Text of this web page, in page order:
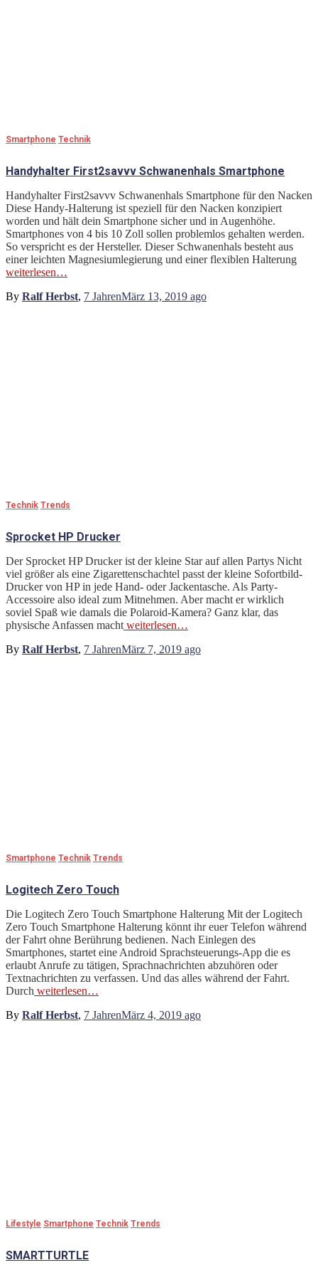
Smartphone Technik
Handyhalter First2savvv Schwanenhals Smartphone
Handyhalter First2savvv Schwanenhals Smartphone für den Nacken
Diese Handy-Halterung ist speziell für den Nacken konzipiert
worden und hält dein Smartphone sicher und in Augenhöhe.
Smartphones von 4 bis 10 Zoll sollen problemlos gehalten werden.
So verspricht es der Hersteller. Dieser Schwanenhals besteht aus
einer leichten Magnesiumlegierung und einer flexiblen Halterung
weiterlesen…
By Ralf Herbst, 7 JahrenMärz 13, 2019 ago
Technik Trends
Sprocket HP Drucker
Der Sprocket HP Drucker ist der kleine Star auf allen Partys Nicht
viel größer als eine Zigarettenschachtel passt der kleine Sofortbild-
Drucker von HP in jede Hand- oder Jackentasche. Als Party-
Accessoire also ideal zum Mitnehmen. Aber macht er wirklich
soviel Spaß wie damals die Polaroid-Kamera? Ganz klar, das
physische Anfassen macht weiterlesen…
By Ralf Herbst, 7 JahrenMärz 7, 2019 ago
Smartphone Technik Trends
Logitech Zero Touch
Die Logitech Zero Touch Smartphone Halterung Mit der Logitech
Zero Touch Smartphone Halterung könnt ihr euer Telefon während
der Fahrt ohne Berührung bedienen. Nach Einlegen des
Smartphones, startet eine Android Sprachsteuerungs-App die es
erlaubt Anrufe zu tätigen, Sprachnachrichten abzuhören oder
Textnachrichten zu verfassen. Und das alles während der Fahrt.
Durch weiterlesen…
By Ralf Herbst, 7 JahrenMärz 4, 2019 ago
Lifestyle Smartphone Technik Trends
SMARTTURTLE